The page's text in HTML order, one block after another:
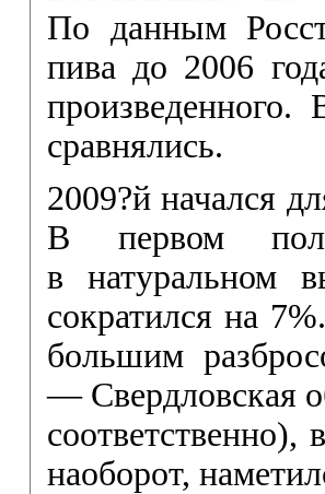
По данным
пива до 2006
сравнялись.
2009?й начался
В первом
в натуральном
сократился на
большим
— Свердловская
наоборот,